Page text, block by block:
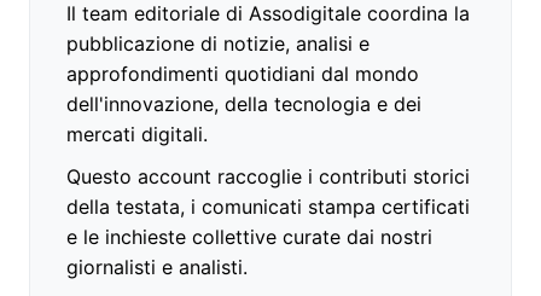
Il team editoriale di Assodigitale coordina la
pubblicazione di notizie, analisi e
approfondimenti quotidiani dal mondo
dell'innovazione, della tecnologia e dei
mercati digitali.
Questo account raccoglie i contributi storici
della testata, i comunicati stampa certificati
e le inchieste collettive curate dai nostri
giornalisti e analisti.